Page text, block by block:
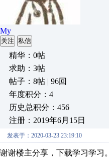
My
关注 私信
精华：0帖
求助：3帖
帖子：8帖 | 96回
年度积分：4
历史总积分：456
注册：2019年6月15日
发表于：2020-03-23 23:19:10
谢谢楼主分享，下载学习学习。